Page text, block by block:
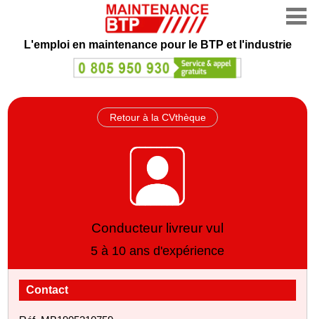
L'emploi en maintenance pour le BTP et l'industrie
Retour à la CVthèque
Conducteur livreur vul
5 à 10 ans d'expérience
Contact